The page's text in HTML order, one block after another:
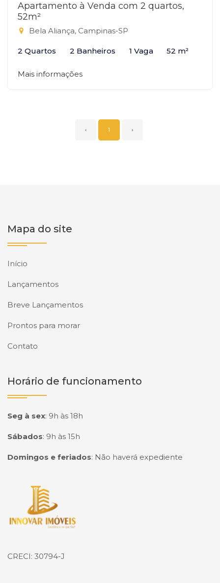
Apartamento à Venda com 2 quartos,
52m²
Bela Aliança, Campinas-SP
2 Quartos 2 Banheiros 1 Vaga 52 m²
Mais informações
‹ 1 ›
Mapa do site
Início
Lançamentos
Breve Lançamentos
Prontos para morar
Contato
Horário de funcionamento
Seg à sex: 9h às 18h
Sábados: 9h às 15h
Domingos e feriados: Não haverá expediente
Página inicial
CRECI: 30794-J